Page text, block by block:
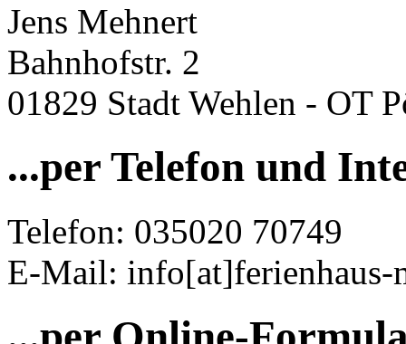
Jens Mehnert
Bahnhofstr. 2
01829 Stadt Wehlen - OT
...per Telefon und
Telefon: 035020 70749
E-Mail: info[at]ferienhaus-